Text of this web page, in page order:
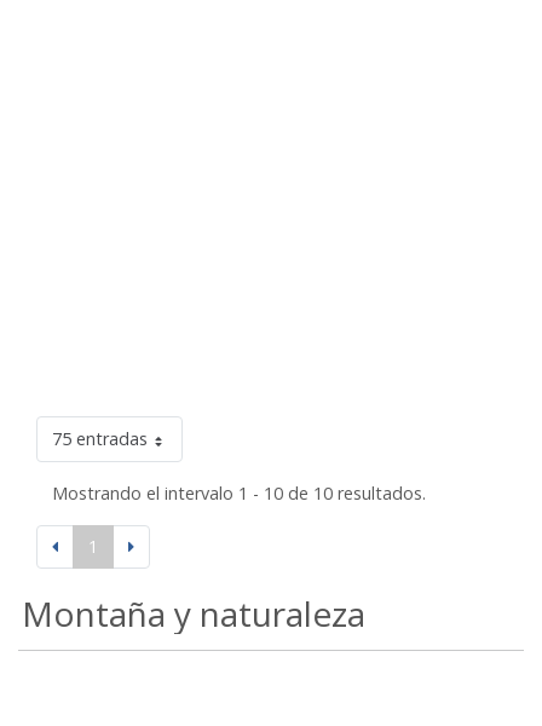
75 entradas
Mostrando el intervalo 1 - 10 de 10 resultados.
1
Montaña y naturaleza